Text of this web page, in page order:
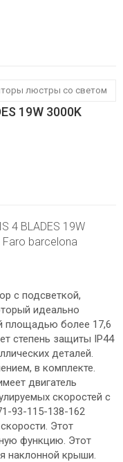
люстры со светом
19W 3000K
4 BLADES 19W
barcelona
с подсветкой,
идеально
площадью более 17,6
степень защиты IP44
деталей.
в комплекте.
двигатель
скоростей с
93-115-138-162
Этот
функцию. Этот
наклонной крыши.